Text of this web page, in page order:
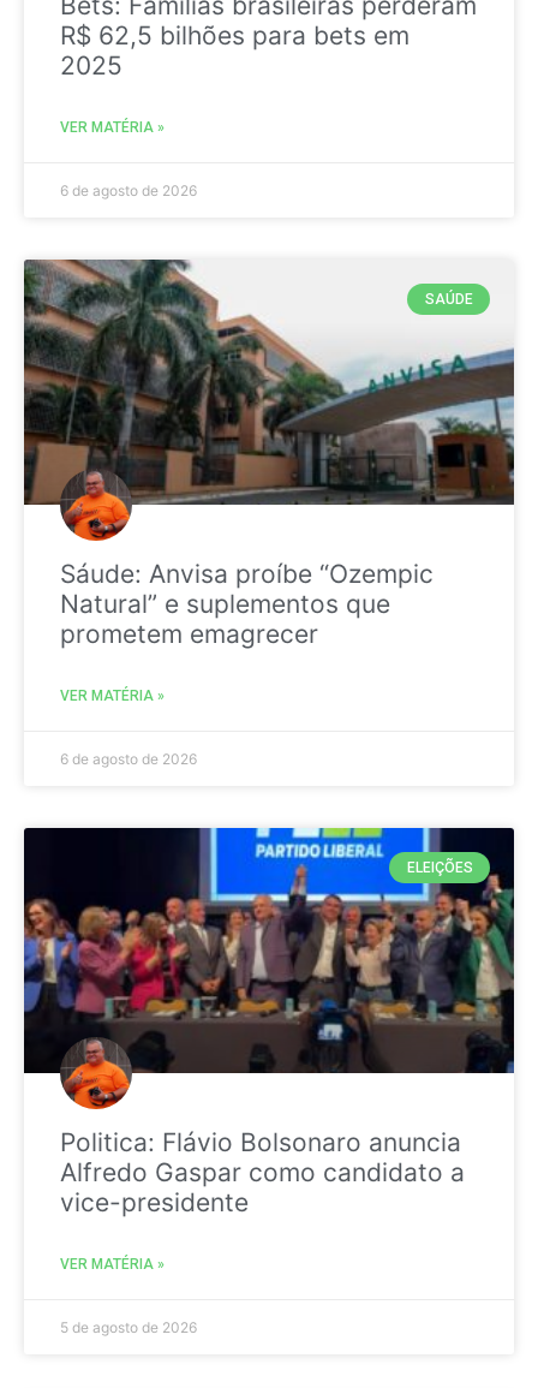
R$ 62,5 bilhões para bets em
2025
VER MATÉRIA »
6 de agosto de 2026
SAÚDE
Sáude: Anvisa proíbe “Ozempic
Natural” e suplementos que
prometem emagrecer
VER MATÉRIA »
6 de agosto de 2026
ELEIÇÕES
Politica: Flávio Bolsonaro anuncia
Alfredo Gaspar como candidato a
vice-presidente
VER MATÉRIA »
5 de agosto de 2026